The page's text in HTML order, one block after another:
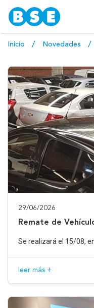
Inicio Novedades
29/06/2026
Remate de
Se realizará el 15/08,
leer más +